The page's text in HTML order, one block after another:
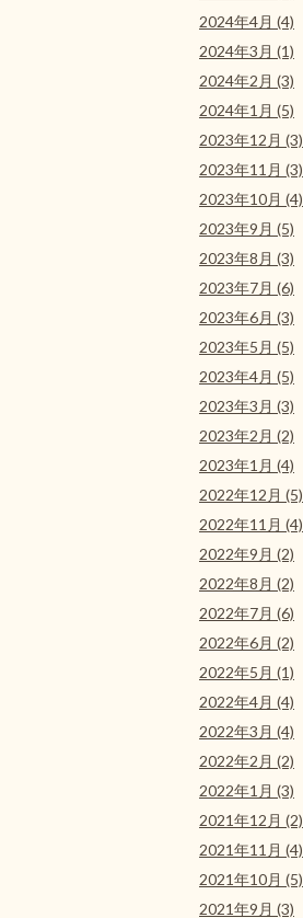
2024年4月 (4)
2024年3月 (1)
2024年2月 (3)
2024年1月 (5)
2023年12月 (3)
2023年11月 (3)
2023年10月 (4)
2023年9月 (5)
2023年8月 (3)
2023年7月 (6)
2023年6月 (3)
2023年5月 (5)
2023年4月 (5)
2023年3月 (3)
2023年2月 (2)
2023年1月 (4)
2022年12月 (5)
2022年11月 (4)
2022年9月 (2)
2022年8月 (2)
2022年7月 (6)
2022年6月 (2)
2022年5月 (1)
2022年4月 (4)
2022年3月 (4)
2022年2月 (2)
2022年1月 (3)
2021年12月 (2)
2021年11月 (4)
2021年10月 (5)
2021年9月 (3)